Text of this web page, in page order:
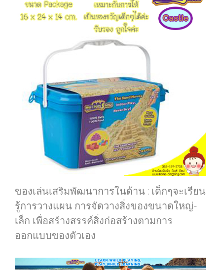
ของเล่นเสริมพัฒนาการในด้าน : เด็กๆจะเรียน
รู้การวางแผน การจัดวางสิ่งของขนาดใหญ่-
เล็ก เพื่อสร้างสรรค์สิ่งก่อสร้างตามการ
ออกแบบของตัวเอง